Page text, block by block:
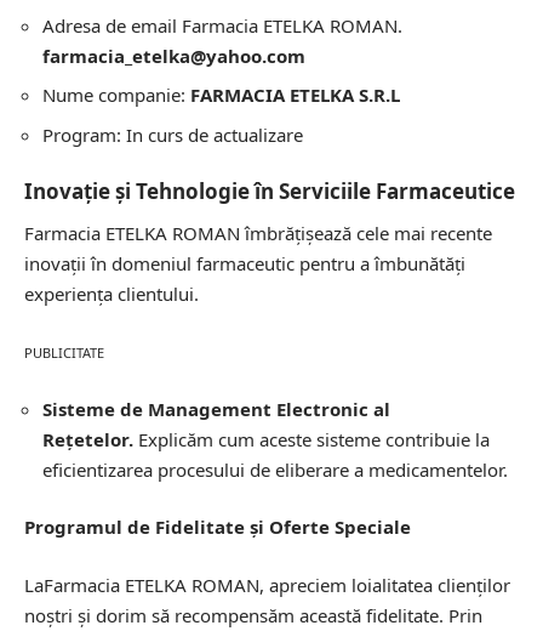
Adresa de email Farmacia ETELKA ROMAN.
farmacia_etelka@yahoo.com
Nume companie: FARMACIA ETELKA S.R.L
Program: In curs de actualizare
Inovație și Tehnologie în Serviciile Farmaceutice
Farmacia ETELKA ROMAN îmbrățișează cele mai recente
inovații în domeniul farmaceutic pentru a îmbunătăți
experiența clientului.
PUBLICITATE
Sisteme de Management Electronic al
Rețetelor. Explicăm cum aceste sisteme contribuie la
eficientizarea procesului de eliberare a medicamentelor.
Programul de Fidelitate și Oferte Speciale
LaFarmacia ETELKA ROMAN, apreciem loialitatea clienților
noștri și dorim să recompensăm această fidelitate. Prin